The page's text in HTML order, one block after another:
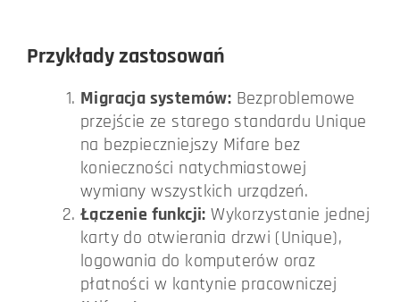
Przykłady zastosowań
Migracja systemów: Bezproblemowe
przejście ze starego standardu Unique
na bezpieczniejszy Mifare bez
konieczności natychmiastowej
wymiany wszystkich urządzeń.
Łączenie funkcji: Wykorzystanie jednej
karty do otwierania drzwi (Unique),
logowania do komputerów oraz
płatności w kantynie pracowniczej